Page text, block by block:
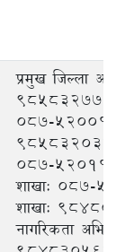
प्रमुख जिल्ला
०८७-५२००१२,
०८७-५२०११२,
शाखाः ०८७-
शाखाः
नागरिकता